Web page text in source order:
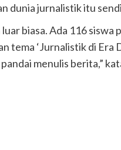
dunia jurnalistik itu
biasa. Ada 116
tema ‘Jurnalistik di
menulis berita,”